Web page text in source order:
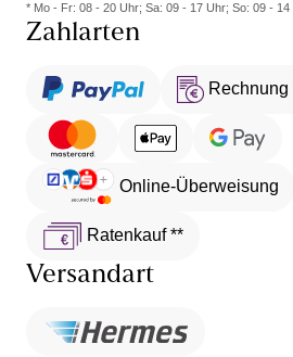
* Mo - Fr: 08 - 20 Uhr; Sa: 09 - 17 Uhr; So: 09 - 14
Zahlarten
Rechnung
Online-Überweisung
Ratenkauf **
Versandart